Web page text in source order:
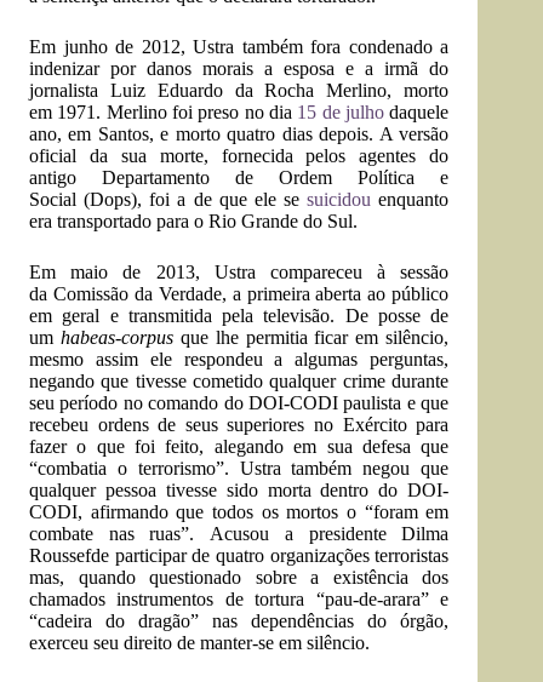
Em junhode 2012, Ustra também fora condenado a
indenizar pordanos morais a esposa e a irmã do
jornalista Luiz Eduardo da Rocha Merlino, morto
em 1971 . Merlino foi preso no dia 15 de julho daquele
ano, em Santos, e mortoquatro dias depois. A versão
oficial da sua morte, fornecida pelos agentes do
antigoDepartamento de Ordem Política e
Social (Dops), foi a de que ele sesuicidou enquanto
era transportado para o Rio Grande do Sul.
Em maio de 2013, Ustra compareceu à sessão
da Comissão da Verdade, a primeira aberta ao público
em geral e transmitida pela televisão. De posse de
um habeas-corpusque lhe permitia ficar em silêncio,
mesmo assim ele respondeu a algumas perguntas,
negando que tivesse cometido qualquer crime durante
seu período no comando do DOI-CODI paulista e que
recebeu ordens de seus superiores no Exército para
fazer o que foi feito, alegando em sua defesa que
“combatia o terrorismo”. Ustra também negou que
qualquer pessoa tivesse sido morta dentro do DOI-
CODI, afirmando que todos os mortos o “foram em
combate nas ruas”. Acusou a presidenteDilma
Roussefde participar de quatro organizações terroristas
mas, quando questionado sobre a existência dos
chamados instrumentos de tortura “pau-de-arara” e
“cadeira do dragão” nas dependências do órgão,
exerceu seu direito de manter-se em silêncio.